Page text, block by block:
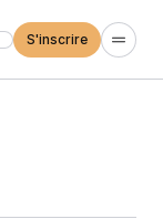
S'inscrire